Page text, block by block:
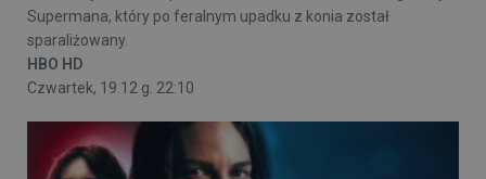
Supermana, który po feralnym upadku z konia został
sparaliżowany.
HBO HD
Czwartek, 19.12 g. 22:10